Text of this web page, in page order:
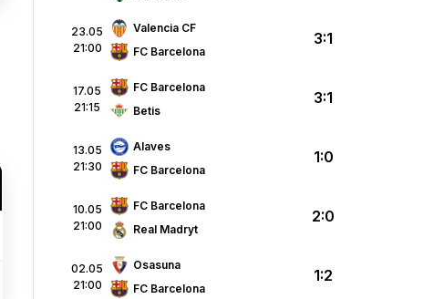
23.05
21:00
Valencia CF
FC Barcelona
3:1
17.05
21:15
FC Barcelona
Betis
3:1
13.05
21:30
Alaves
FC Barcelona
1:0
10.05
21:00
FC Barcelona
Real Madryt
2:0
02.05
21:00
Osasuna
FC Barcelona
1:2